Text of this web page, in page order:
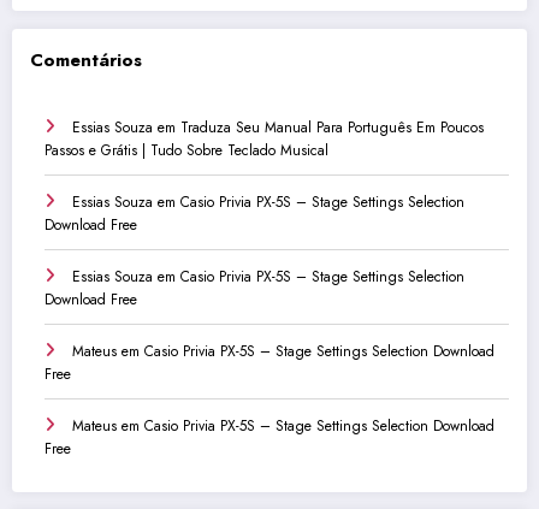
Comentários
Essias Souza em Traduza Seu Manual Para Português Em Poucos
Passos e Grátis | Tudo Sobre Teclado Musical
Essias Souza em Casio Privia PX-5S – Stage Settings Selection
Download Free
Essias Souza em Casio Privia PX-5S – Stage Settings Selection
Download Free
Mateus em Casio Privia PX-5S – Stage Settings Selection Download
Free
Mateus em Casio Privia PX-5S – Stage Settings Selection Download
Free